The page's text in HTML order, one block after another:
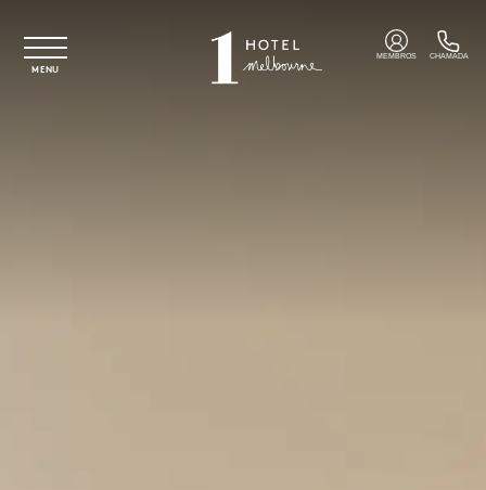
MENU
MEMBROS CHAMADA